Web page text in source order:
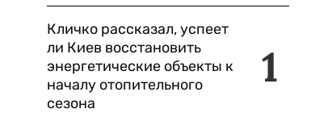
1
Кличко рассказал, успеет
ли Киев восстановить
энергетические объекты к
началу отопительного
сезона